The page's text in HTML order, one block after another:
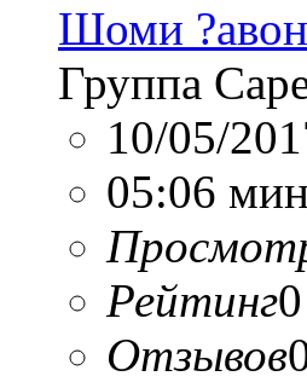
Шоми
Группа
10/05/
05:06 мин
Рейтинг0
Отзывов